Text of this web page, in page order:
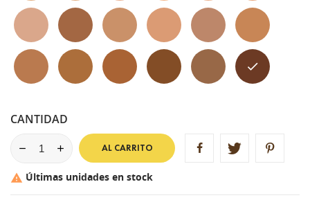
330n 510n 420w 425c 430c 450w
455w 445n 515w 530w 520w 540c
CANTIDAD
AL CARRITO
 Últimas unidades en stock